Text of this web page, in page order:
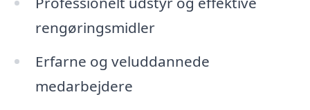
rengøringsmidler
Erfarne og veluddannede
medarbejdere